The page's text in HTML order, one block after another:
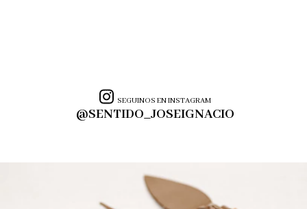
SEGUINOS EN INSTAGRAM
@SENTIDO_JOSEIGNACIO